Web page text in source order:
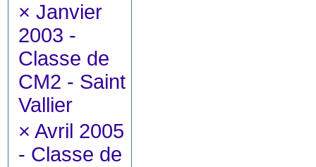
× Janvier
2003 -
Classe de
CM2 - Saint
Vallier
× Avril 2005
- Classe de